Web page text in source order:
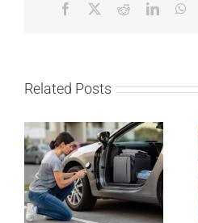
Facebook RedditLinkedIn
Related Posts
Kako mladi vozači
mogu pametno da
planiraju putovanje
automobilom?